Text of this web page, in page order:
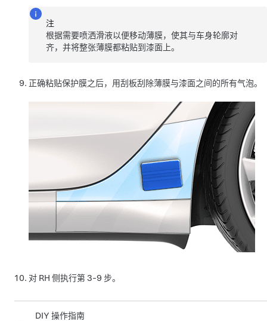
注
根据需要喷洒滑液以便移动薄膜，使其与车身轮廓对
齐，并将整张薄膜都粘贴到漆面上。
正确粘贴保护膜之后，用刮板刮除薄膜与漆面之间的所有气泡。
对 RH 侧执行第 3-9 步。
DIY 操作指南